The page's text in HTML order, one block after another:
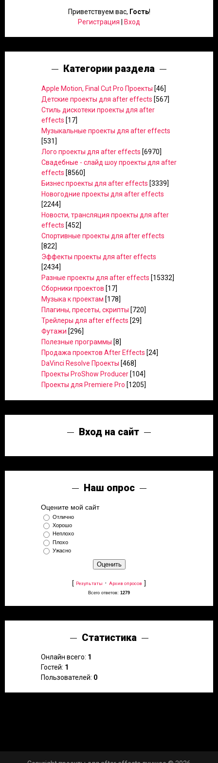
Приветствуем вас, Гость!
Регистрация
Вход
Категории раздела
Apple Motion, Final Cut Pro Проекты [46]
Детские проекты для after effects [567]
Стиль дискотеки проекты для after
effects [17]
Музыкальные проекты для after effects
[531]
Лого проекты для after effects [6970]
Свадебные - слайд шоу проекты для after
effects [8560]
Бизнес проекты для after effects [3339]
Новогодние проекты для after effects
[2244]
Новости, трансляция проекты для after
effects [452]
Спортивные проекты для after effects
[822]
Эффекты проекты для after effects
[2434]
Разные проекты для after effects [15332]
Сборники проектов [17]
Музыка к проектам [178]
Плагины, пресеты, скрипты [720]
Трейлеры для after effects [29]
Футажи [296]
Полезные программы [8]
Продажа проектов After Effects [24]
DaVinci Resolve Проекты [468]
Проекты ProShow Producer [104]
Проекты для Premiere Pro [1205]
Вход на сайт
Наш опрос
Оцените мой сайт
Отлично
Хорошо
Неплохо
Плохо
Ужасно
[ Результаты · Архив опросов ]
Всего ответов: 1279
Статистика
Онлайн всего: 1
Гостей: 1
Пользователей: 0